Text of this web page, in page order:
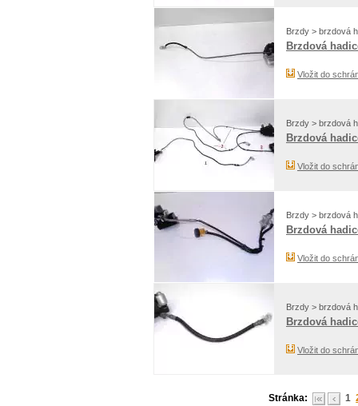
Brzdy > brzdová
Brzdová
Vložit do
Brzdy > brzdová
Brzdová
Vložit do
Brzdy > brzdová
Brzdová
Vložit do
Brzdy > brzdová
Brzdová
Vložit do
Stránka: 1